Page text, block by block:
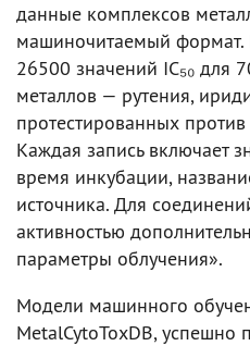
данные комплексов
машиночитаемый
26500 значений IC₅₀ для
металлов — рутения,
протестированных
Каждая запись включает
время инкубации,
источника. Для
активностью
параметры облучения».
Модели машинного
MetalCytoToxDB, успешно